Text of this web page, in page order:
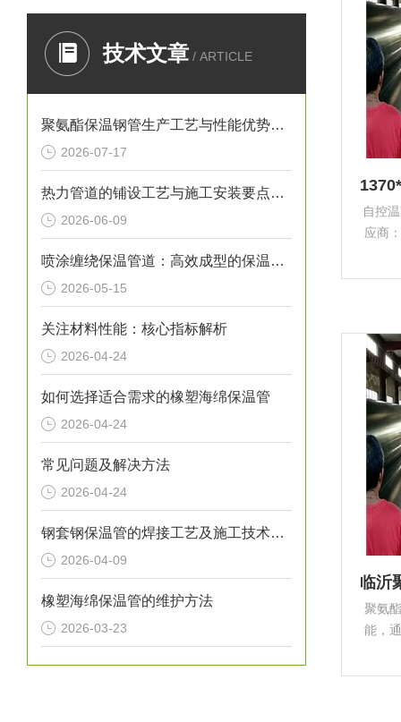
技术文章 / ARTICLE
聚氨酯保温钢管生产工艺与性能优势解析
2026-07-17
热力管道的铺设工艺与施工安装要点解析
2026-06-09
喷涂缠绕保温管道：高效成型的保温输送核心装备
2026-05-15
关注材料性能：核心指标解析
2026-04-24
如何选择适合需求的橡塑海绵保温管
2026-04-24
常见问题及解决方法
2026-04-24
钢套钢保温管的焊接工艺及施工技术研究
2026-04-09
橡塑海绵保温管的维护方法
2026-03-23
自控
应商
的绝
聚氨
能，
施工